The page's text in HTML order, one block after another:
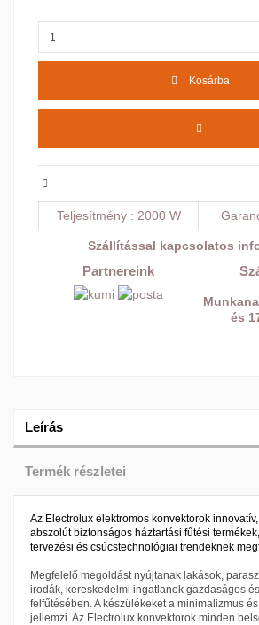
Kosárba
Teljesítmény 2000 W
Szállítással kapcsolatos
Partnereink
és
Leírás
Termék részletei
Az Electrolux elektromos konvektorok
abszolút biztonságos háztartási fűtési
tervezési és csúcstechnológiai trendeknek
Megfelelő megoldást nyújtanak lakások,
irodák, kereskedelmi ingatlanok gazdaságos
felfűtésében. A készülékeket a minimalizmus
jellemzi. Az Electrolux konvektorok minden